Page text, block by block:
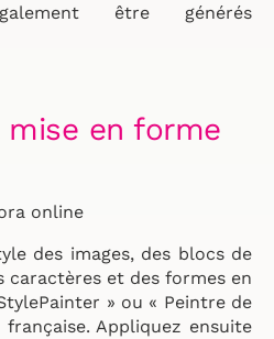
être générés
mise en forme
des images, des blocs de
caractères et des formes en
» ou « Peintre de
Appliquez ensuite